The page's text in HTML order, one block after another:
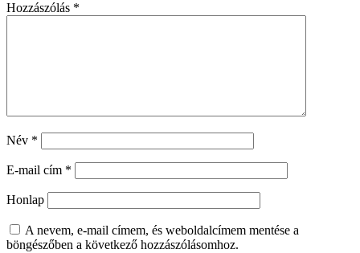
Hozzászólás *
Név *
E-mail cím *
Honlap
A nevem, e-mail címem, és weboldalcímem mentése a
böngészőben a következő hozzászólásomhoz.